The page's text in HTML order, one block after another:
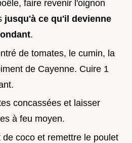
faire revenir l'oignon
jusqu'à ce qu'il devienne
.
de tomates, le cumin, la
de Cayenne. Cuire 1
concassées et laisser
à feu moyen.
de coco et remettre le poulet